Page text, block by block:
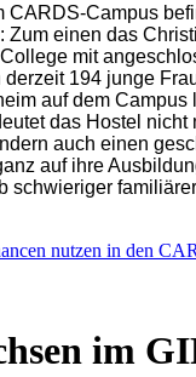
CARDS-Campus
Zum einen das
mit
derzeit 194 junge
auf dem Campus
das Hostel nicht
auch einen
auf ihre
schwieriger
nutzen in den
im